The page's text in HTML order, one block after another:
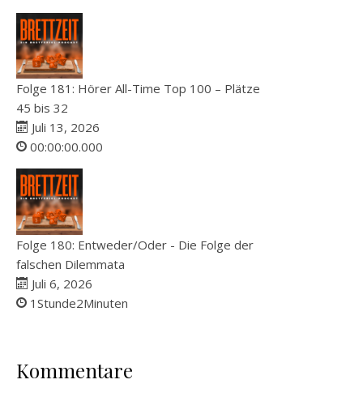
Folge 181: Hörer All-Time Top 100 – Plätze
45 bis 32
Juli 13, 2026
00:00:00.000
Folge 180: Entweder/Oder - Die Folge der
falschen Dilemmata
Juli 6, 2026
1Stunde2Minuten
Kommentare